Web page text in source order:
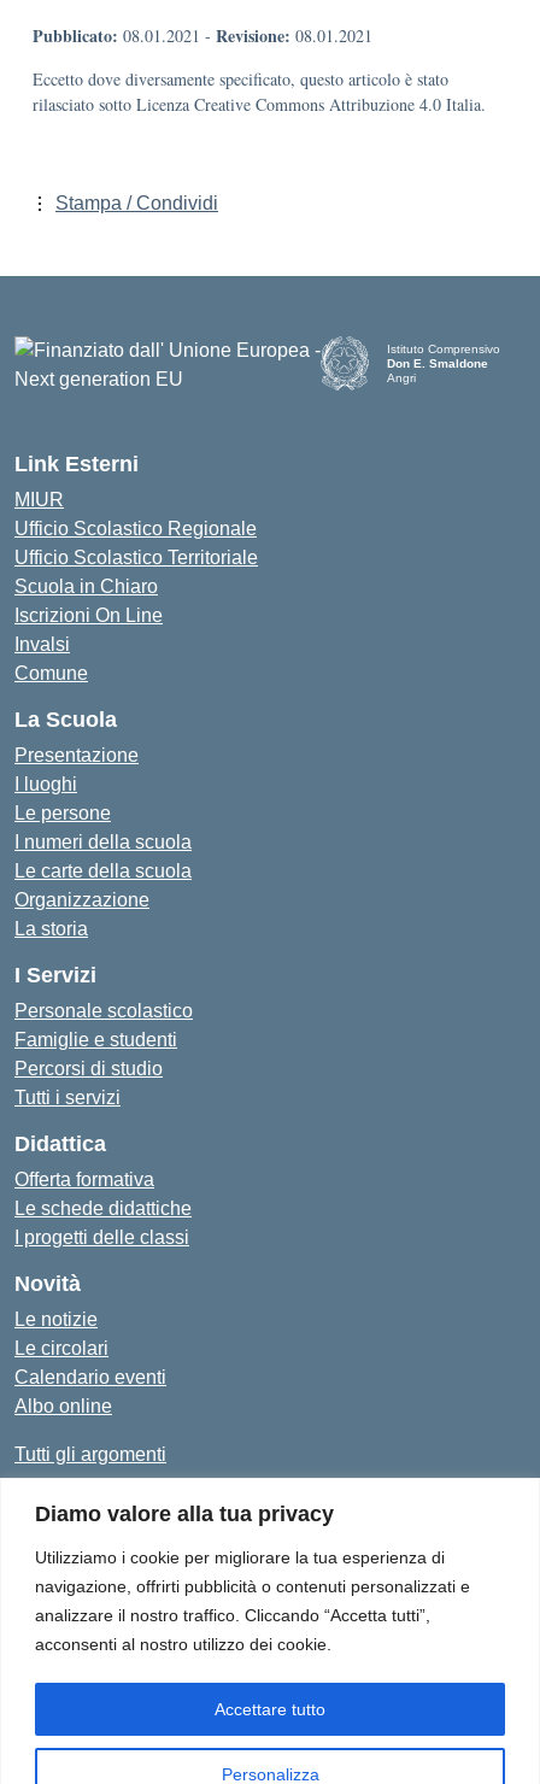
Diamo valore alla tua privacy
Utilizziamo i cookie per migliorare la tua esperienza di
navigazione, offrirti pubblicità o contenuti personalizzati e
analizzare il nostro traffico. Cliccando “Accetta tutti”,
acconsenti al nostro utilizzo dei cookie.
Personalizza
Accettare tutto
Pubblicato: 08.01.2021 - Revisione: 08.01.2021
Eccetto dove diversamente specificato, questo articolo è stato
rilasciato sotto Licenza Creative Commons Attribuzione 4.0 Italia.
Stampa / Condividi
Istituto Comprensivo
Don E. Smaldone
Angri
Link Esterni
MIUR
Ufficio Scolastico Regionale
Ufficio Scolastico Territoriale
Scuola in Chiaro
Iscrizioni On Line
Invalsi
Comune
La Scuola
Presentazione
I luoghi
Le persone
I numeri della scuola
Le carte della scuola
Organizzazione
La storia
I Servizi
Personale scolastico
Famiglie e studenti
Percorsi di studio
Tutti i servizi
Didattica
Offerta formativa
Le schede didattiche
I progetti delle classi
Novità
Le notizie
Le circolari
Calendario eventi
Albo online
Tutti gli argomenti
Amministrazione TrasparenteAlbo Online
Dichiarazione di accessibilità
Istituto Comprensivo "Don Enrico Smaldone" - Via Europa 1,
SAIC8BN00Q@pec.istruzione.it